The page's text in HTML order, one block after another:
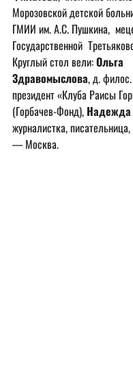
Морозовской детской
ГМИИ им. А.С. Пушкина,
Государственной
Круглый стол вели: Ольга
Здравомыслова, д.
президент «Клуба Раисы
(Горбачев-Фонд), Надежда
журналистка,
— Москва.